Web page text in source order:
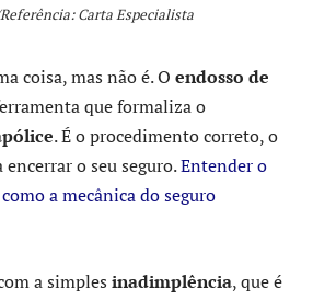
Carta Especialista
coisa, mas não é. O endosso de
que formaliza o
. É o procedimento correto, o
o seu seguro.Entender o
a mecânica do seguro
a simples inadimplência, que é